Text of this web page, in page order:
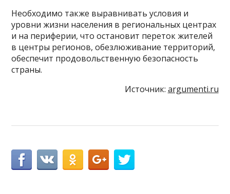
Необходимо также выравнивать условия и
уровни жизни населения в региональных центрах
и на периферии, что остановит переток жителей
в центры регионов, обезлюживание территорий,
обеспечит продовольственную безопасность
страны.
Источник: argumenti.ru